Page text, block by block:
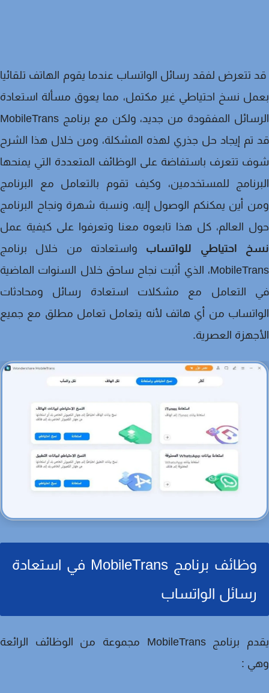
تتعرض لفقد رسائل الواتساب عندما يقوم الهاتف تلقائيا
نسخ احتياطي غير مكتمل، مما يعوق مسألة استعادة
الرسائل المفقودة من جديد، ولكن مع برنامج MobileTrans
تم إيجاد حل جذري لهذه المشكلة، ومن خلال هذا الشرح
تتعرف باستفاضة على الوظائف المتعددة التي يمنحها
للمستخدمين، وكيف تقوم بالتعامل مع البرنامج
أين يمكنكم الوصول إليه، ونسبة شهرة ونجاح البرنامج
العالم، كل هذا تابعوه معنا وتعرفوا على كيفية عمل
احتياطي للواتسابواستعادته من خلال برنامج
MobileTrans، الذي أثبت نجاح ساحق خلال السنوات الماضية
التعامل مع مشكلات استعادة رسائل ومحادثات
من أي هاتف لأنه يتعامل تعامل مطلق مع جميع
العصرية.
وظائف برنامج MobileTrans في استعادة
رسائل الواتساب
يقدم برنامج MobileTrans مجموعة من الوظائف الرائعة
: